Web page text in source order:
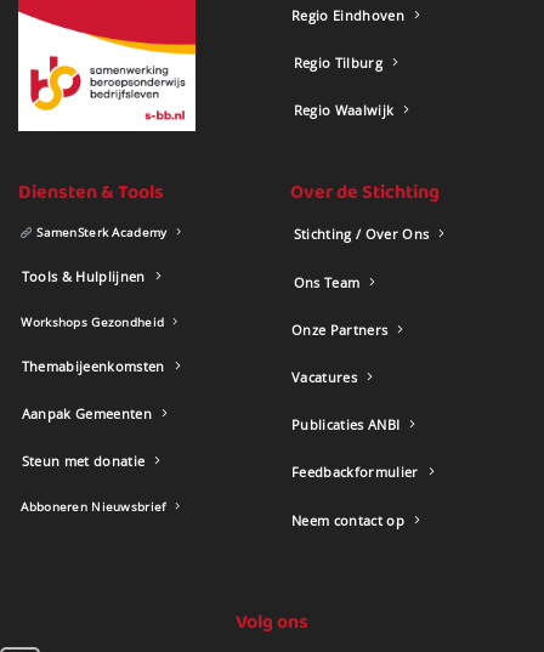
Regio Eindhoven
Regio Tilburg
Regio Waalwijk
Diensten & Tools
SamenSterk Academy
Tools & Hulplijnen
Workshops Gezondheid
Themabijeenkomsten
Aanpak Gemeenten
Steun met donatie
Abboneren Nieuwsbrief
Over de Stichting
Stichting / Over Ons
Ons Team
Onze Partners
Vacatures
Publicaties ANBI
Feedbackformulier
Neem contact op
Volg ons